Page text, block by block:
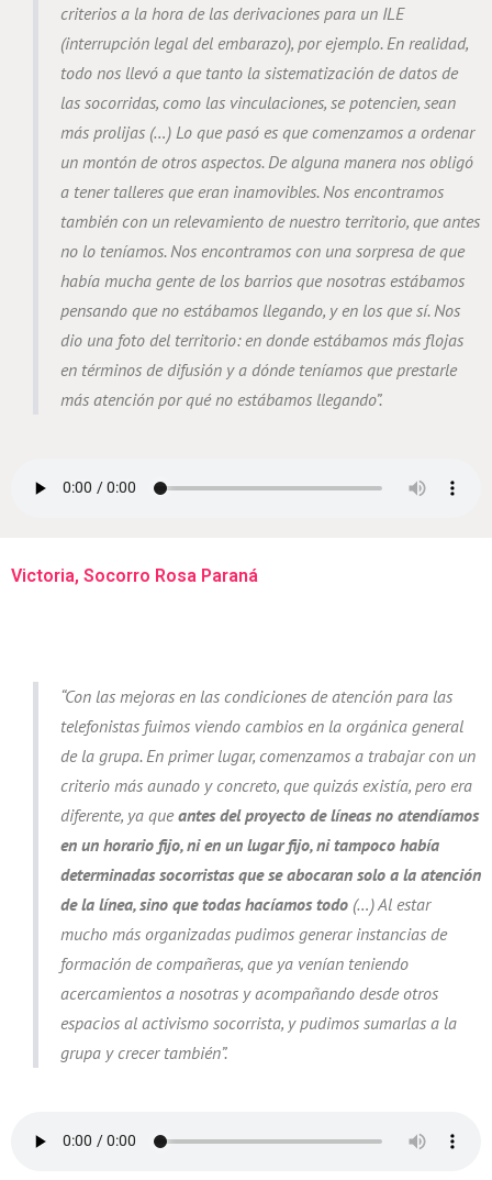
criterios a la hora de las derivaciones para un ILE
(interrupción legal del embarazo), por ejemplo. En realidad,
todo nos llevó a que tanto la sistematización de datos de
las socorridas, como las vinculaciones, se potencien, sean
más prolijas (…) Lo que pasó es que comenzamos a ordenar
un montón de otros aspectos. De alguna manera nos obligó
a tener talleres que eran inamovibles. Nos encontramos
también con un relevamiento de nuestro territorio, que antes
no lo teníamos. Nos encontramos con una sorpresa de que
había mucha gente de los barrios que nosotras estábamos
pensando que no estábamos llegando, y en los que sí. Nos
dio una foto del territorio: en donde estábamos más flojas
en términos de difusión y a dónde teníamos que prestarle
más atención por qué no estábamos llegando”.
“Con las mejoras en las condiciones de atención para las
telefonistas fuimos viendo cambios en la orgánica general
de la grupa. En primer lugar, comenzamos a trabajar con un
criterio más aunado y concreto, que quizás existía, pero era
diferente, ya queantes del proyecto de líneas no atendíamos
en un horario fijo, ni en un lugar fijo, ni tampoco había
determinadas socorristas que se abocaran solo a la atención
de la línea, sino que todas hacíamos todo (…) Al estar
mucho más organizadas pudimos generar instancias de
formación de compañeras, que ya venían teniendo
acercamientos a nosotras y acompañando desde otros
espacios al activismo socorrista, y pudimos sumarlas a la
grupa y crecer también”.
Victoria, Socorro Rosa Paraná